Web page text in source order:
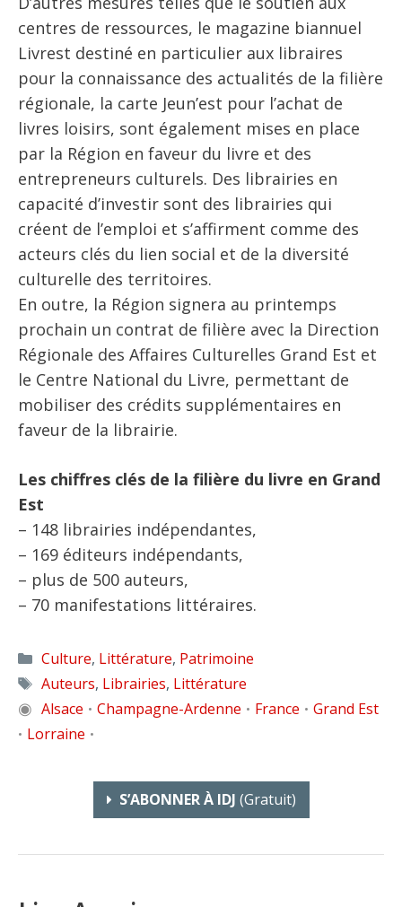
centres de ressources, le magazine biannuel
Livrest destiné en particulier aux libraires
pour la connaissance des actualités de la filière
régionale, la carte Jeun’est pour l’achat de
livres loisirs, sont également mises en place
par la Région en faveur du livre et des
entrepreneurs culturels. Des librairies en
capacité d’investir sont des librairies qui
créent de l’emploi et s’affirment comme des
acteurs clés du lien social et de la diversité
culturelle des territoires.
En outre, la Région signera au printemps
prochain un contrat de filière avec la Direction
Régionale des Affaires Culturelles Grand Est et
le Centre National du Livre, permettant de
mobiliser des crédits supplémentaires en
faveur de la librairie.
Les chiffres clés de la filière du livre en Grand
Est
– 148 librairies indépendantes,
– 169 éditeurs indépendants,
– plus de 500 auteurs,
– 70 manifestations littéraires.
Catégories
Culture, Littérature, Patrimoine
Étiquettes
Auteurs, Librairies, Littérature
◉ Alsace • Champagne-Ardenne • France • Grand Est
• Lorraine •
S’ABONNER À IDJ (gratuit)